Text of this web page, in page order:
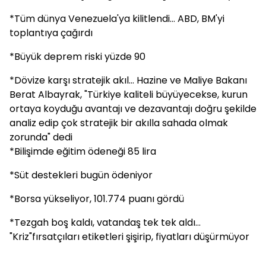
*Tüm dünya Venezuela'ya kilitlendi... ABD, BM'yi
toplantıya çağırdı
*Büyük deprem riski yüzde 90
*Dövize karşı stratejik akıl... Hazine ve Maliye Bakanı
Berat Albayrak, "Türkiye kaliteli büyüyecekse, kurun
ortaya koyduğu avantajı ve dezavantajı doğru şekilde
analiz edip çok stratejik bir akılla sahada olmak
zorunda" dedi
*Bilişimde eğitim ödeneği 85 lira
*Süt destekleri bugün ödeniyor
*Borsa yükseliyor, 101.774 puanı gördü
*Tezgah boş kaldı, vatandaş tek tek aldı...
"Kriz"fırsatçıları etiketleri şişirip, fiyatları düşürmüyor